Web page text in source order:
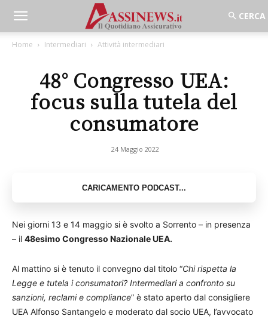
Home Intermediari Attività intermediari
48° Congresso UEA:
focus sulla tutela del
consumatore
24 Maggio 2022
Nei giorni 13 e 14 maggio si è svolto a Sorrento – in presenza
– il 48esimo Congresso Nazionale UEA.
Al mattino si è tenuto il convegno dal titolo “Chi rispetta la
Legge e tutela i consumatori? Intermediari a confronto su
sanzioni, reclami e compliance” è stato aperto dal consigliere
UEA Alfonso Santangelo e moderato dal socio UEA, l’avvocato